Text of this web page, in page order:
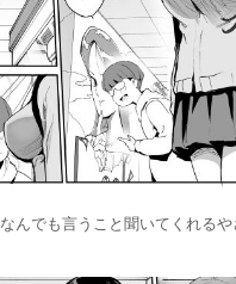
なんでも言うこと聞いてくれる